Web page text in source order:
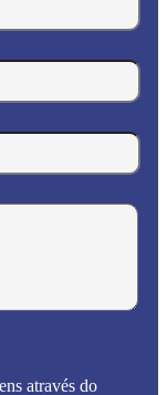
através do